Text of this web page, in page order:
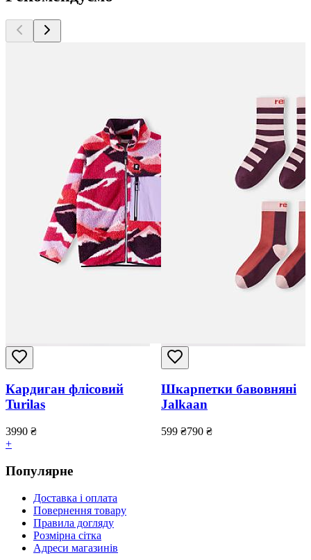
Кардиган флісовий
Turilas
3990 ₴
+
Шкарпетки бавовняні
Jalkaan
599 ₴790 ₴
Популярне
Доставка і оплата
Повернення товару
Правила догляду
Розмірна сітка
Адреси магазинів